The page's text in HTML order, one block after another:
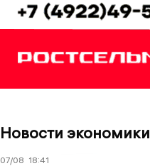
Новости экономики
07/08 18:41